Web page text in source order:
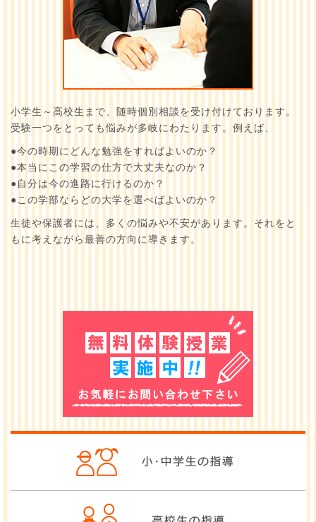
小学生～高校生まで、随時個別相談を受け付けております。
受験一つをとっても悩みが多岐にわたります。例えば、
●今の時期にどんな勉強をすればよいのか？
●本当にこの学習の仕方で大丈夫なのか？
●自分は今の進路に行けるのか？
●この学部ならどの大学を選べばよいのか？
生徒や保護者には、多くの悩みや不安があります。それをと
もに考えながら最善の方向に導きます。